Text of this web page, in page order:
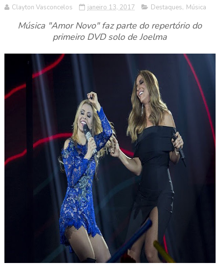
Clayton Vasconcelos janeiro 13, 2017 Destaques, Música
Música "Amor Novo" faz parte do repertório do
primeiro DVD solo de Joelma